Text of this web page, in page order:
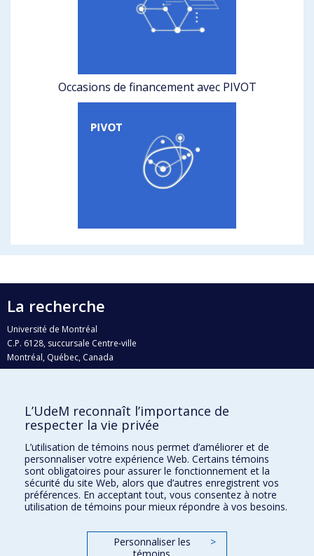
Occasions de financement avec PIVOT
La recherche
Université de Montréal
C.P. 6128, succursale Centre-ville
Montréal, Québec, Canada
H3C 3J7
Qui fait quoi?
Nous trouver
Plan du site
Accessibilité
L’UdeM reconnaît l’importance de
respecter la vie privée
L’utilisation de témoins nous permet d’améliorer et de
personnaliser votre expérience Web. Certains témoins
sont obligatoires pour assurer le fonctionnement et la
sécurité du site Web, alors que d’autres enregistrent vos
préférences. En acceptant tout, vous consentez à notre
utilisation de témoins pour mieux répondre à vos besoins.
Personnaliser les
>